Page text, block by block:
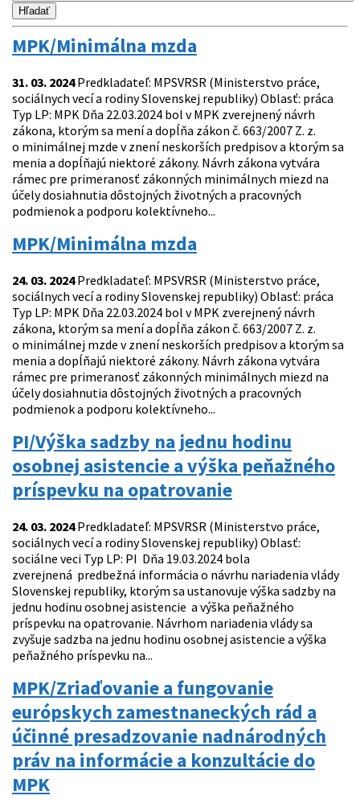
MPK/Minimálna mzda
31. 03. 2024Predkladateľ: MPSVRSR (Ministerstvo práce,
sociálnych vecí a rodiny Slovenskej republiky) Oblasť: práca
Typ LP: MPK Dňa 22.03.2024 bol v MPK zverejnený návrh
zákona, ktorým sa mení a dopĺňa zákon č. 663/2007 Z. z.
o minimálnej mzde v znení neskorších predpisov a ktorým sa
menia a dopĺňajú niektoré zákony. Návrh zákona vytvára
rámec pre primeranosť zákonných minimálnych miezd na
účely dosiahnutia dôstojných životných a pracovných
podmienok a podporu kolektívneho...
MPK/Minimálna mzda
24. 03. 2024Predkladateľ: MPSVRSR (Ministerstvo práce,
sociálnych vecí a rodiny Slovenskej republiky) Oblasť: práca
Typ LP: MPK Dňa 22.03.2024 bol v MPK zverejnený návrh
zákona, ktorým sa mení a dopĺňa zákon č. 663/2007 Z. z.
o minimálnej mzde v znení neskorších predpisov a ktorým sa
menia a dopĺňajú niektoré zákony. Návrh zákona vytvára
rámec pre primeranosť zákonných minimálnych miezd na
účely dosiahnutia dôstojných životných a pracovných
podmienok a podporu kolektívneho...
PI/Výška sadzby na jednu hodinu
osobnej asistencie a výška peňažného
príspevku na opatrovanie
24. 03. 2024Predkladateľ: MPSVRSR (Ministerstvo práce,
sociálnych vecí a rodiny Slovenskej republiky) Oblasť:
sociálne veci Typ LP: PI Dňa 19.03.2024 bola
zverejnená predbežná informácia o návrhu nariadenia vlády
Slovenskej republiky, ktorým sa ustanovuje výška sadzby na
jednu hodinu osobnej asistencie a výška peňažného
príspevku na opatrovanie. Návrhom nariadenia vlády sa
zvyšuje sadzba na jednu hodinu osobnej asistencie a výška
peňažného príspevku na...
MPK/Zriaďovanie a fungovanie
európskych zamestnaneckých rád a
účinné presadzovanie nadnárodných
práv na informácie a konzultácie do
MPK